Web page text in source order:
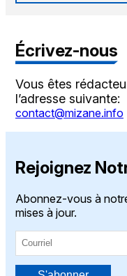
Écrivez-nous
Vous êtes
l’adresse suivante:
contact@mizane.info
Rejoignez
Abonnez-vous à
mises à jour.